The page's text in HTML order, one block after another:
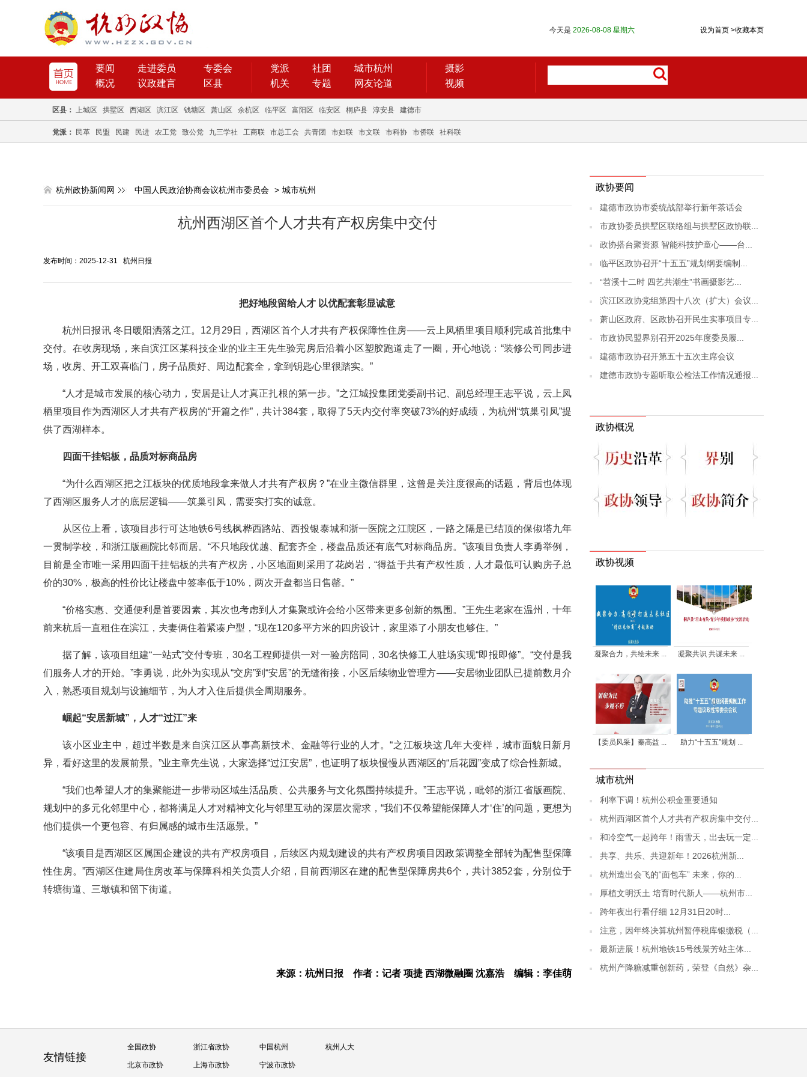
设为首页 >收藏本页
今天是 2026-08-08 星期六
要闻 走进委员
专委会
概况
议政建言 区县
党派 社团
城市杭州
机关
专题 网友论道
摄影
视频
区县： 上城区 拱墅区 西湖区 滨江区 钱塘区 萧山区 余杭区 临平区 富阳区 临安区 桐庐县 淳安县 建德市
党派： 民革 民盟 民建 民进 农工党 致公党 九三学社 工商联 市总工会 共青团 市妇联 市文联 市科协 市侨联 社科联
杭州政协新闻网 中国人民政治协商会议杭州市委员会 > 城市杭州
杭州西湖区首个人才共有产权房集中交付
发布时间：2025-12-31 杭州日报
把好地段留给人才 以优配套彰显诚意
杭州日报讯 冬日暖阳洒落之江。12月29日，西湖区首个人才共有产权保障性住房——云上凤栖里项目顺利完成首批集中
交付。在收房现场，来自滨江区某科技企业的业主王先生验完房后沿着小区塑胶跑道走了一圈，开心地说：“装修公司同步进
场，收房、开工双喜临门，房子品质好、周边配套全，拿到钥匙心里很踏实。”
“人才是城市发展的核心动力，安居是让人才真正扎根的第一步。”之江城投集团党委副书记、副总经理王志平说，云上凤
栖里项目作为西湖区人才共有产权房的“开篇之作”，共计384套，取得了5天内交付率突破73%的好成绩，为杭州“筑巢引凤”提
供了西湖样本。
四面干挂铝板，品质对标商品房
“为什么西湖区把之江板块的优质地段拿来做人才共有产权房？”在业主微信群里，这曾是关注度很高的话题，背后也体现
了西湖区服务人才的底层逻辑——筑巢引凤，需要实打实的诚意。
从区位上看，该项目步行可达地铁6号线枫桦西路站、西投银泰城和浙一医院之江院区，一路之隔是已结顶的保俶塔九年
一贯制学校，和浙江版画院比邻而居。“不只地段优越、配套齐全，楼盘品质还有底气对标商品房。”该项目负责人李勇举例，
目前是全市唯一采用四面干挂铝板的共有产权房，小区地面则采用了花岗岩，“得益于共有产权性质，人才最低可认购房子总
价的30%，极高的性价比让楼盘中签率低于10%，两次开盘都当日售罄。”
“价格实惠、交通便利是首要因素，其次也考虑到人才集聚或许会给小区带来更多创新的氛围。”王先生老家在温州，十年
前来杭后一直租住在滨江，夫妻俩住着紧凑户型，“现在120多平方米的四房设计，家里添了小朋友也够住。”
据了解，该项目组建“一站式”交付专班，30名工程师提供一对一验房陪同，30名快修工人驻场实现“即报即修”。“交付是我
们服务人才的开始。”李勇说，此外为实现从“交房”到“安居”的无缝衔接，小区后续物业管理方——安居物业团队已提前数月介
入，熟悉项目规划与设施细节，为人才入住后提供全周期服务。
崛起“安居新城”，人才“过江”来
该小区业主中，超过半数是来自滨江区从事高新技术、金融等行业的人才。“之江板块这几年大变样，城市面貌日新月
异，看好这里的发展前景。”业主章先生说，大家选择“过江安居”，也证明了板块慢慢从西湖区的“后花园”变成了综合性新城。
“我们也希望人才的集聚能进一步带动区域生活品质、公共服务与文化氛围持续提升。”王志平说，毗邻的浙江省版画院、
规划中的多元化邻里中心，都将满足人才对精神文化与邻里互动的深层次需求，“我们不仅希望能保障人才‘住’的问题，更想为
他们提供一个更包容、有归属感的城市生活愿景。”
“该项目是西湖区区属国企建设的共有产权房项目，后续区内规划建设的共有产权房项目因政策调整全部转为配售型保障
性住房。”西湖区住建局住房改革与保障科相关负责人介绍，目前西湖区在建的配售型保障房共6个，共计3852套，分别位于
转塘街道、三墩镇和留下街道。
来源：杭州日报 作者：记者 项捷 西湖微融圈 沈嘉浩 编辑：李佳萌
政协要闻
建德市政协市委统战部举行新年茶话会
市政协委员拱墅区联络组与拱墅区政协联...
政协搭台聚资源 智能科技护童心——台...
临平区政协召开“十五五”规划纲要编制...
“苕溪十二时 四艺共潮生”书画摄影艺...
滨江区政协党组第四十八次（扩大）会议...
萧山区政府、区政协召开民生实事项目专...
市政协民盟界别召开2025年度委员履...
建德市政协召开第五十五次主席会议
建德市政协专题听取公检法工作情况通报...
政协概况
政协视频
凝聚合力，共绘未来 ... 凝聚共识 共谋未来 ...
【委员风采】秦高益 ... 助力“十五五”规划 ...
城市杭州
利率下调！杭州公积金重要通知
杭州西湖区首个人才共有产权房集中交付...
和冷空气一起跨年！雨雪天，出去玩一定...
共享、共乐、共迎新年！2026杭州新...
杭州造出会飞的“面包车” 未来，你的...
厚植文明沃土 培育时代新人——杭州市...
跨年夜出行看仔细 12月31日20时...
注意，因年终决算杭州暂停税库银缴税（...
最新进展！杭州地铁15号线景芳站主体...
杭州产降糖减重创新药，荣登《自然》杂...
友情链接
全国政协 浙江省政协 中国杭州 杭州人大
北京市政协 上海市政协 宁波市政协